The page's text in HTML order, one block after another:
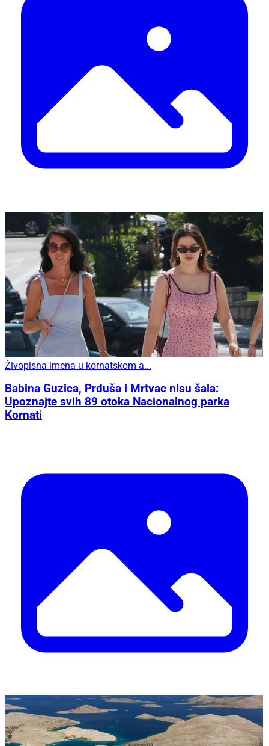
Živopisna imena u kornatskom a...
Babina Guzica, Prduša i Mrtvac nisu šala:
Upoznajte svih 89 otoka Nacionalnog parka
Kornati